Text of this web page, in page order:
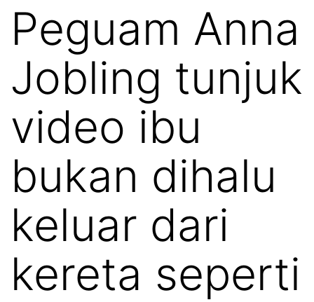
Peguam Anna
Jobling tunjuk
video ibu
bukan dihalu
keluar dari
kereta seperti